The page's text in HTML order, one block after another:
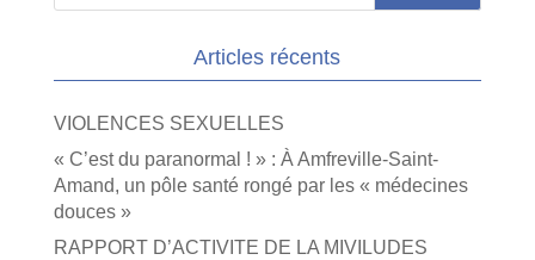
Articles récents
VIOLENCES SEXUELLES
« C’est du paranormal ! » : À Amfreville-Saint-
Amand, un pôle santé rongé par les « médecines
douces »
RAPPORT D’ACTIVITE DE LA MIVILUDES